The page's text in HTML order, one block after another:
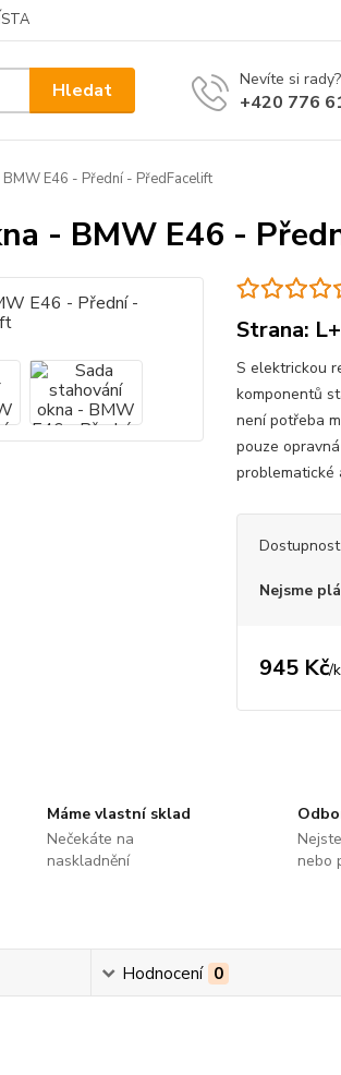
Hledat Nevíte si
+420 776
E46 - Přední - PředFacelift
- BMW E46 -
Strana:
S elektrickou
komponentů
není potřeba
pouze
problematické
Dostupnost
Nejsme
945 Kč/
Máme vlastní sklad
Nečekáte na
naskladnění
nebo
Hodnocení 0